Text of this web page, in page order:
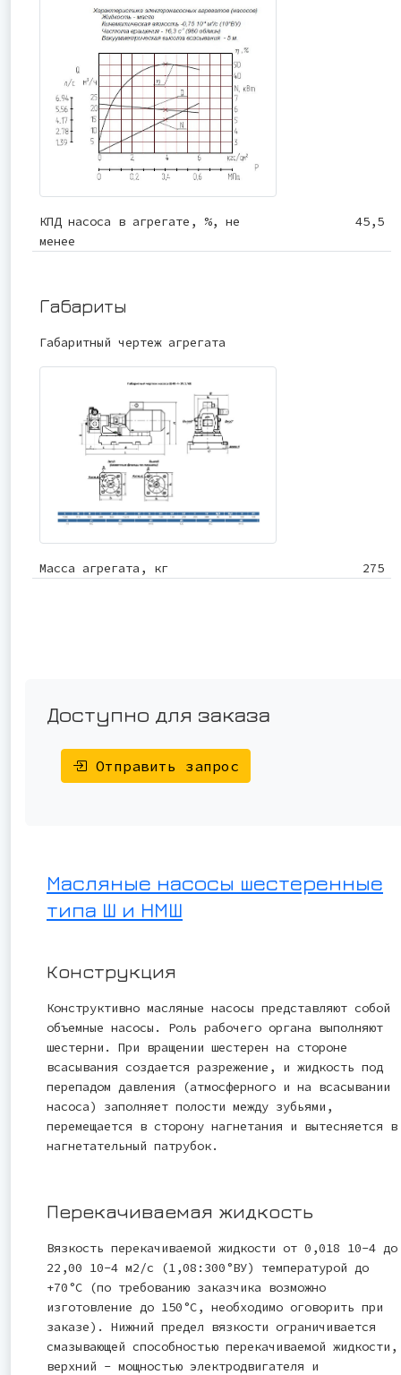
КПД насоса в агрегате, %, не
менее
45,5
Габариты
Габаритный чертеж агрегата
Масса агрегата, кг 275
Доступно для заказа
Отправить запрос
Масляные насосы шестеренные
типа Ш и НМШ
Конструкция
Конструктивно масляные насосы представляют собой
объемные насосы. Роль рабочего органа выполняют
шестерни. При вращении шестерен на стороне
всасывания создается разрежение, и жидкость под
перепадом давления (атмосферного и на всасывании
насоса) заполняет полости между зубьями,
перемещается в сторону нагнетания и вытесняется в
нагнетательный патрубок.
Перекачиваемая жидкость
Вязкость перекачиваемой жидкости от 0,018 10-4 до
22,00 10-4 м2/с (1,08:300°ВУ) температурой до
+70°С (по требованию заказчика возможно
изготовление до 150°С, необходимо оговорить при
заказе). Нижний предел вязкости ограничивается
смазывающей способностью перекачиваемой жидкости,
верхний - мощностью электродвигателя и